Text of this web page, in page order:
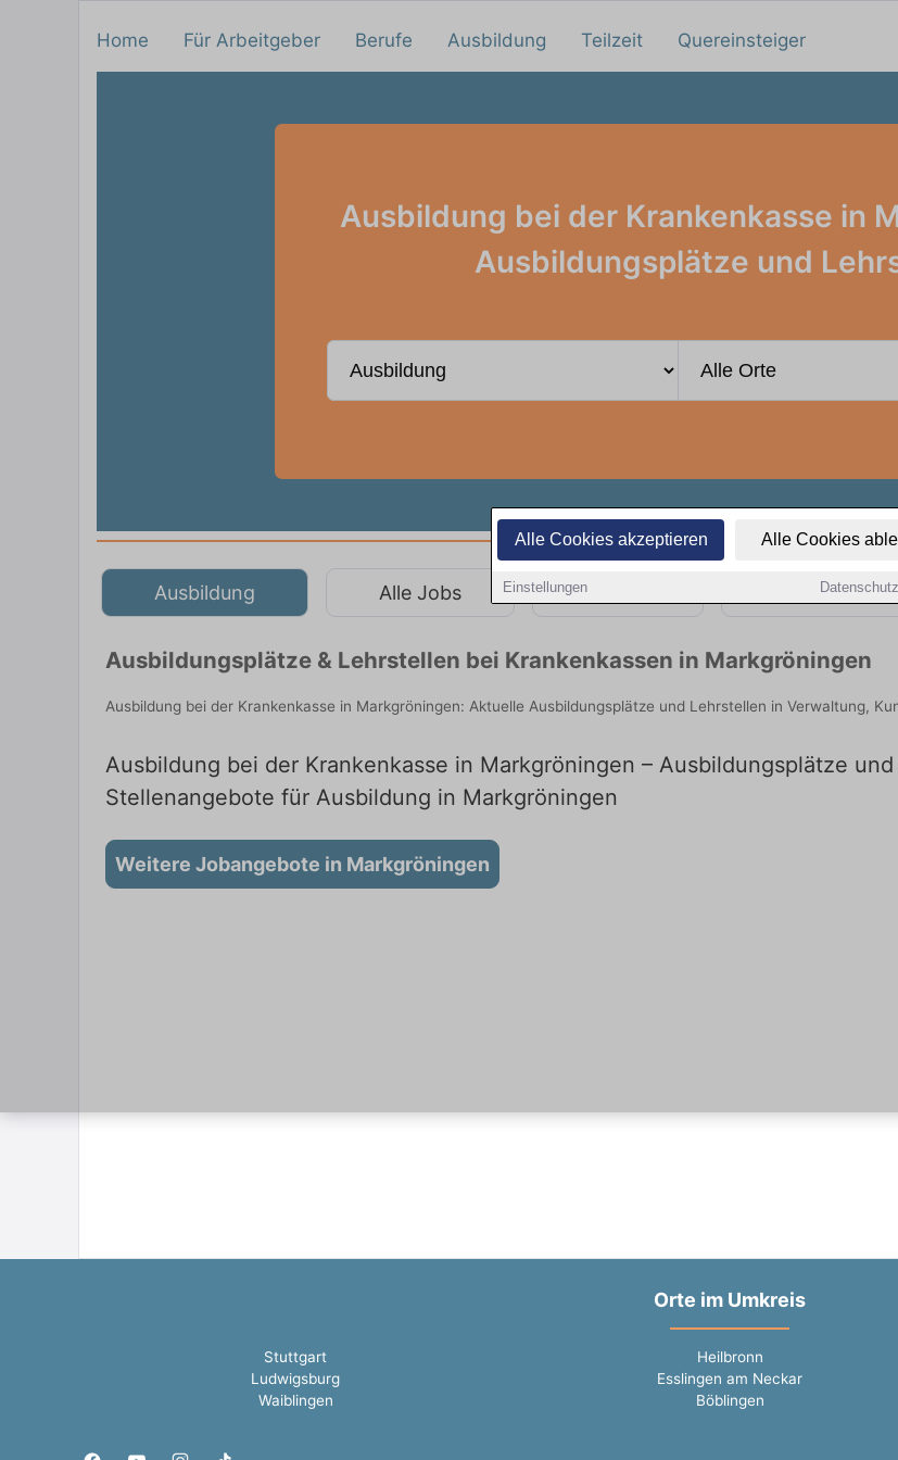
Alle Cookies akzeptieren Alle Cookies
Einstellungen
Home Für Arbeitgeber Berufe Ausbildung Teilzeit Quereinsteiger
Ausbildung bei der Krankenkasse in
Ausbildungsplätze und
Ausbildung Alle Jobs Teilzeit
Ausbildungsplätze & Lehrstellen bei Krankenkassen in Markgröningen
Ausbildung bei der Krankenkasse in Markgröningen: Aktuelle Ausbildungsplätze und Lehrstellen in Verwaltung,
Ausbildung bei der Krankenkasse in Markgröningen – Ausbildungsplätze
Stellenangebote für Ausbildung in Markgröningen
Weitere Jobangebote in Markgröningen
Orte im Umkreis
Stuttgart Heilbronn
Ludwigsburg
Esslingen am Neckar
Waiblingen
Böblingen